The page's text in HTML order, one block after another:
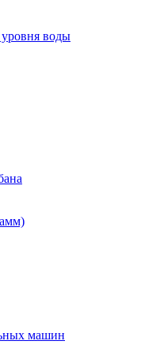
уровня воды
машин